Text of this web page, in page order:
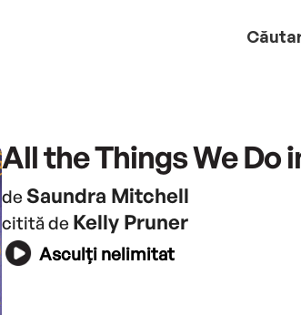
All the Things We Do
de Saundra Mitchell
citită de Kelly Pruner
Asculți nelimitat